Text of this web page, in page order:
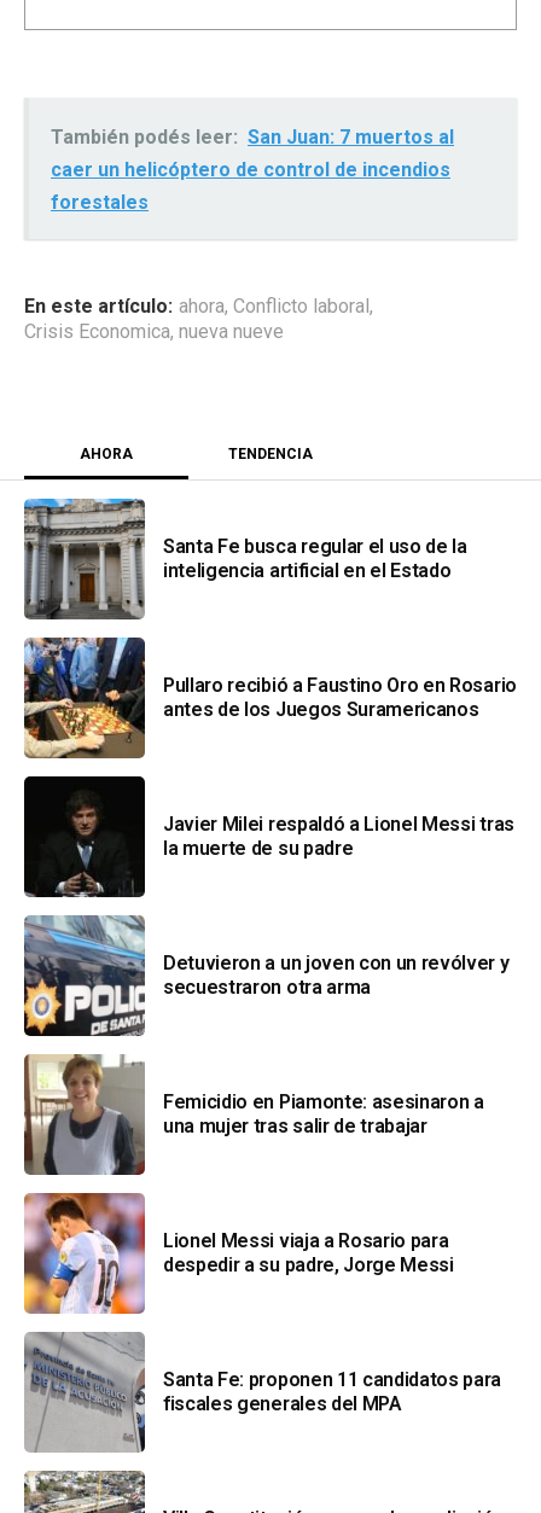
También podés leer: San Juan: 7 muertos al
caer un helicóptero de control de incendios
forestales
ahora, Conflicto laboral,
Crisis Economica, nueva nueve
AHORA TENDENCIA
Santa Fe busca regular el uso de la
inteligencia artificial en el Estado
Pullaro recibió a Faustino Oro en Rosario
antes de los Juegos Suramericanos
Javier Milei respaldó a Lionel Messi tras
la muerte de su padre
Detuvieron a un joven con un revólver y
secuestraron otra arma
Femicidio en Piamonte: asesinaron a
una mujer tras salir de trabajar
Lionel Messi viaja a Rosario para
despedir a su padre, Jorge Messi
Santa Fe: proponen 11 candidatos para
fiscales generales del MPA